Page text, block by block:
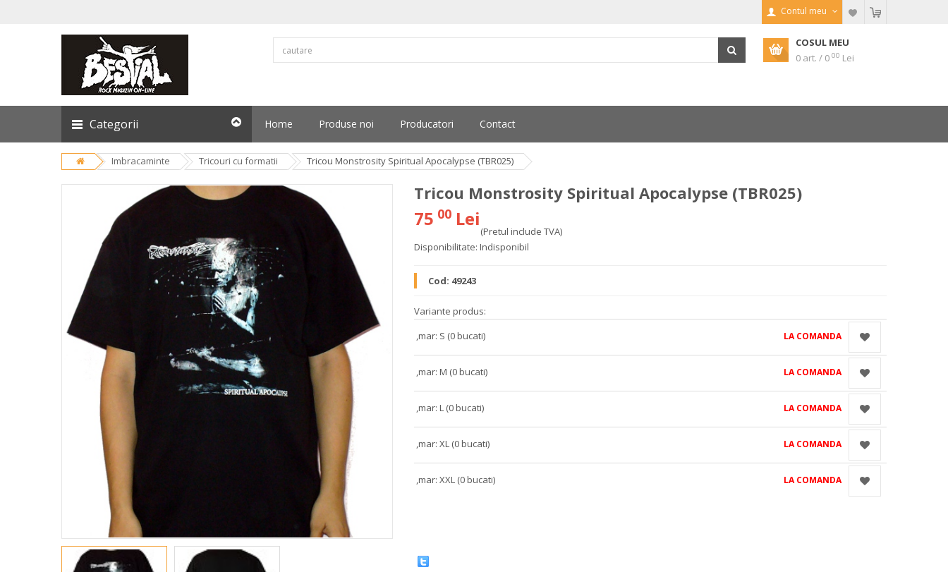
Contul meu
COSUL MEU
0 art. / 0 00 Lei
Categorii Home Produse noi Producatori Contact
Imbracaminte Tricouri cu formatii Tricou Monstrosity Spiritual Apocalypse (TBR025)
Tricou Monstrosity Spiritual Apocalypse (TBR025)
75 00 Lei
(Pretul include TVA)
Disponibilitate: Indisponibil
Cod: 49243
Variante produs:
,mar: S (0 bucati)
LA COMANDA
,mar: M (0 bucati) LA COMANDA
,mar: L (0 bucati) LA COMANDA
,mar: XL (0 bucati) LA COMANDA
,mar: XXL (0 bucati) LA COMANDA